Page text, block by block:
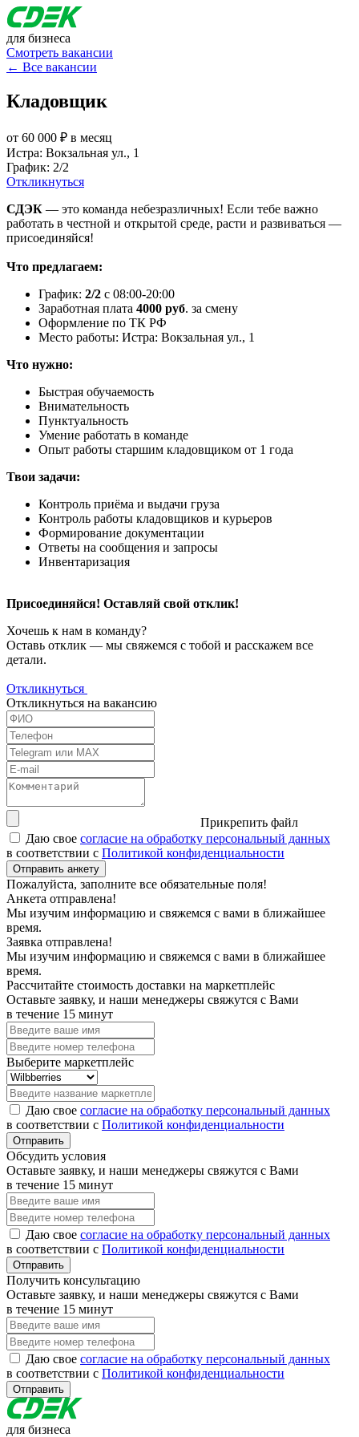
для бизнеса
Смотреть вакансии
← Все вакансии
Кладовщик
от 60 000 ₽ в месяц
Истра: Вокзальная ул., 1
График: 2/2
Откликнуться
СДЭК — это команда небезразличных! Если тебе важно
работать в честной и открытой среде, расти и развиваться —
присоединяйся!
Что предлагаем:
График: 2/2 с 08:00-20:00
Заработная плата 4000 руб. за смену
Оформление по ТК РФ
Место работы: Истра: Вокзальная ул., 1
Что нужно:
Быстрая обучаемость
Внимательность
Пунктуальность
Умение работать в команде
Опыт работы старшим кладовщиком от 1 года
Твои задачи:
Контроль приёма и выдачи груза
Контроль работы кладовщиков и курьеров
Формирование документации
Ответы на сообщения и запросы
Инвентаризация
Присоединяйся! Оставляй свой отклик!
Хочешь к нам в команду?
Оставь отклик — мы свяжемся с тобой и расскажем все
детали.
Откликнуться
Откликнуться на вакансию
Прикрепить файл
Даю свое согласие на обработку персональный данных
в соответствии с Политикой конфиденциальности
Отправить анкету
Пожалуйста, заполните все обязательные поля!
Анкета отправлена!
Мы изучим информацию и свяжемся с вами в ближайшее
время.
Заявка отправлена!
Мы изучим информацию и свяжемся с вами в ближайшее
время.
Рассчитайте стоимость доставки на маркетплейс
Оставьте заявку, и наши менеджеры свяжутся с Вами
в течение 15 минут
Выберите маркетплейс
Даю свое согласие на обработку персональный данных
в соответствии с Политикой конфиденциальности
Отправить
Обсудить условия
Оставьте заявку, и наши менеджеры свяжутся с Вами
в течение 15 минут
Даю свое согласие на обработку персональный данных
в соответствии с Политикой конфиденциальности
Отправить
Получить консультацию
Оставьте заявку, и наши менеджеры свяжутся с Вами
в течение 15 минут
Даю свое согласие на обработку персональный данных
в соответствии с Политикой конфиденциальности
Отправить
для бизнеса